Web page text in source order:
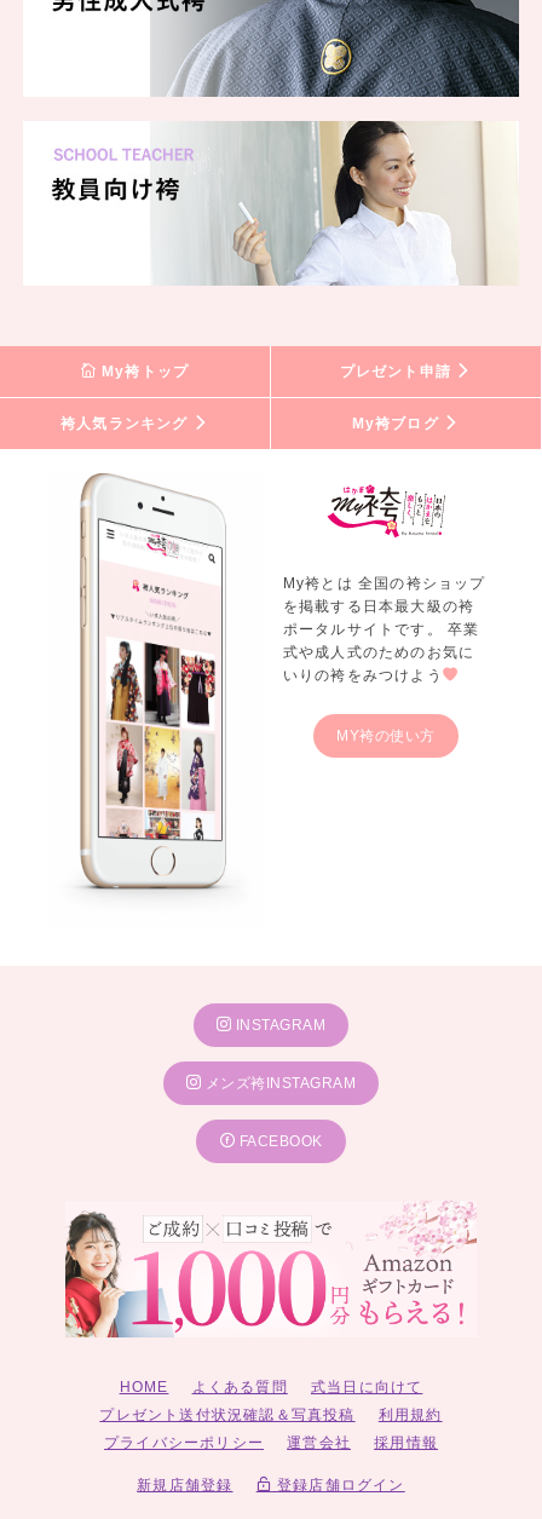
My袴トップ プレゼント申請
袴人気ランキング My袴ブログ
My袴とは 全国の袴ショップ
を掲載する日本最大級の袴
ポータルサイトです。 卒業
式や成人式のためのお気に
いりの袴をみつけよう
MY袴の使い方
INSTAGRAM
メンズ袴INSTAGRAM
FACEBOOK
HOME よくある質問
式当日に向けて
プレゼント送付状況確認＆写真投稿
利用規約
プライバシーポリシー
運営会社 採用情報
新規店舗登録 登録店舗ログイン